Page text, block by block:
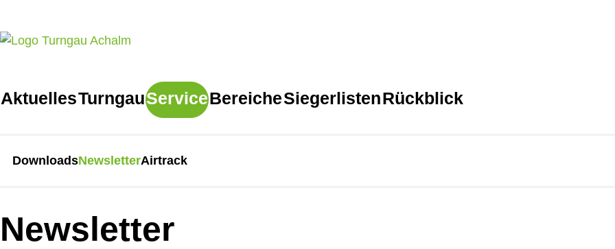
AktuellesTurngauServiceBereicheSiegerlistenRückblick
DownloadsNewsletterAirtrack
Newsletter